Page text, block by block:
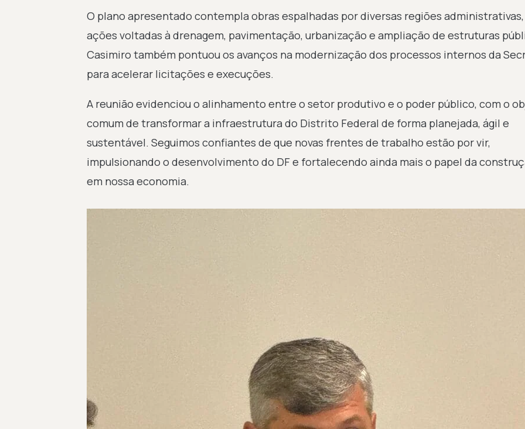
O plano apresentado contempla obras espalhadas por diversas regiões
ações voltadas à drenagem, pavimentação, urbanização e ampliação de estruturas
Casimiro também pontuou os avanços na modernização dos processos internos da
para acelerar licitações e execuções.
A reunião evidenciou o alinhamento entre o setor produtivo e o poder público, com o
comum de transformar a infraestrutura do Distrito Federal de forma planejada, ágil e
sustentável. Seguimos confiantes de que novas frentes de trabalho estão por vir,
impulsionando o desenvolvimento do DF e fortalecendo ainda mais o papel da
em nossa economia.